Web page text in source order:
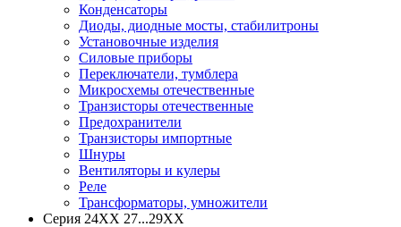
Конденсаторы
Диоды, диодные мосты, стабилитроны
Установочные изделия
Силовые приборы
Переключатели, тумблера
Микросхемы отечественные
Транзисторы отечественные
Предохранители
Транзисторы импортные
Шнуры
Вентиляторы и кулеры
Реле
Трансформаторы, умножители
Серия 24ХХ 27...29ХХ